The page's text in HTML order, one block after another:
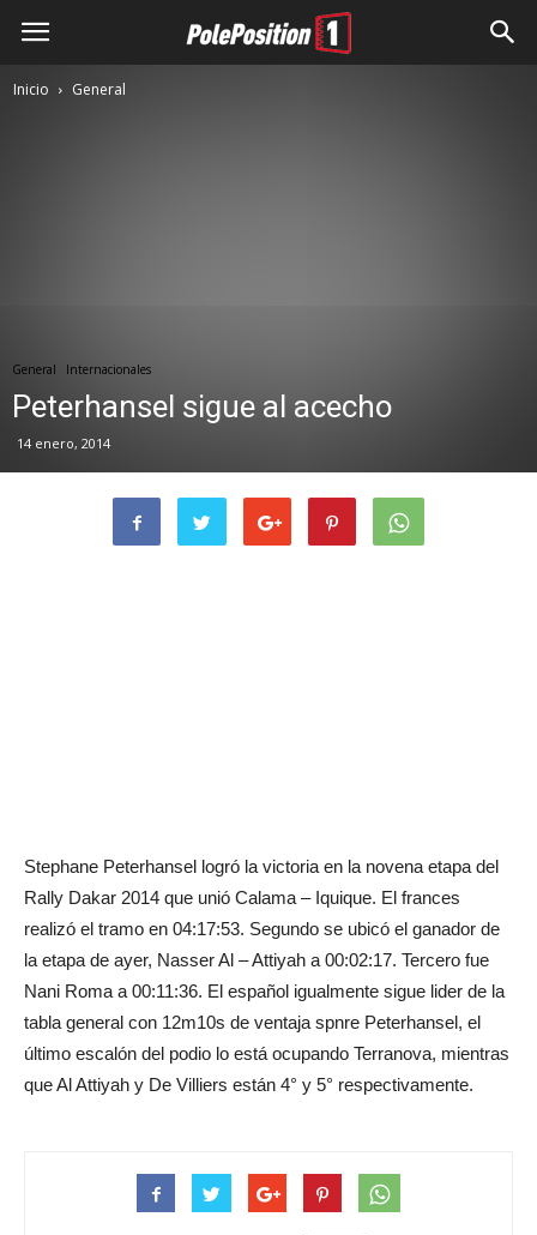
Inicio General
General Internacionales
Peterhansel sigue al acecho
14 enero, 2014
Stephane Peterhansel logró la victoria en la novena etapa del
Rally Dakar 2014 que unió Calama – Iquique. El frances
realizó el tramo en 04:17:53. Segundo se ubicó el ganador de
la etapa de ayer, Nasser Al – Attiyah a 00:02:17. Tercero fue
Nani Roma a 00:11:36. El español igualmente sigue lider de la
tabla general con 12m10s de ventaja spnre Peterhansel, el
último escalón del podio lo está ocupando Terranova, mientras
que Al Attiyah y De Villiers están 4° y 5° respectivamente.